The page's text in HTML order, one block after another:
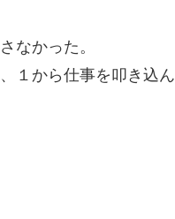
なかった。
１から仕事を叩き込ん